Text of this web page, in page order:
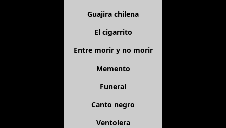
Guajira chilena
El cigarrito
Entre morir y no morir
Memento
Funeral
Canto negro
Ventolera